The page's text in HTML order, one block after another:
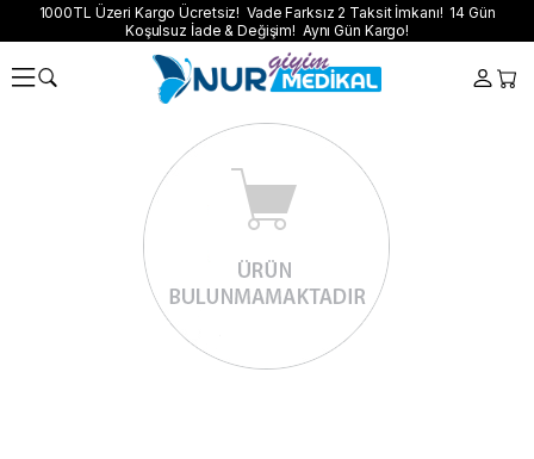
1000TL Üzeri Kargo Ücretsiz! Vade Farksız 2 Taksit İmkanı! 14 Gün
Koşulsuz İade & Değişim! Aynı Gün Kargo!